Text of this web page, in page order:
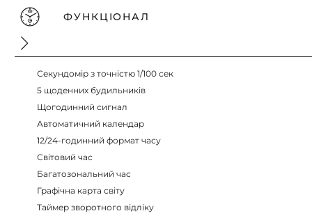
ФУНКЦІОНАЛ
Секундомір з точністю 1/100 сек
5 щоденних будильників
Щогодинний сигнал
Автоматичний календар
12/24-годинний формат часу
Світовий час
Багатозональний час
Графічна карта світу
Таймер зворотного відліку